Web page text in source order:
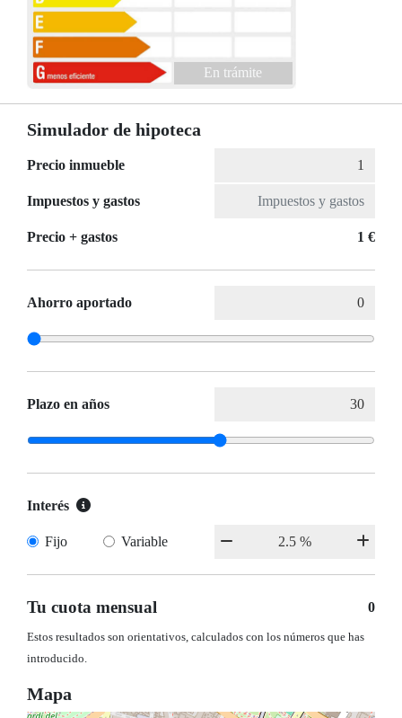
En trámite
Simulador de hipoteca
Precio inmueble
Impuestos y gastos
Precio + gastos 1 €
Ahorro aportado
Plazo en años
Interés
Fijo Variable
Tu cuota mensual 0
Estos resultados son orientativos, calculados con los números que has
introducido.
Mapa